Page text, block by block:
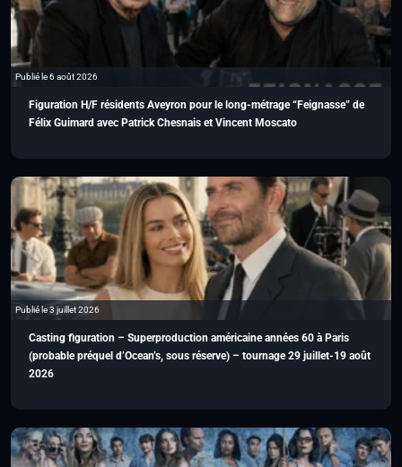
Publié le 6 août 2026
Figuration H/F résidents Aveyron pour le long-métrage “Feignasse” de
Félix Guimard avec Patrick Chesnais et Vincent Moscato
Publié le 3 juillet 2026
Casting figuration – Superproduction américaine années 60 à Paris
(probable préquel d’Ocean’s, sous réserve) – tournage 29 juillet-19 août
2026